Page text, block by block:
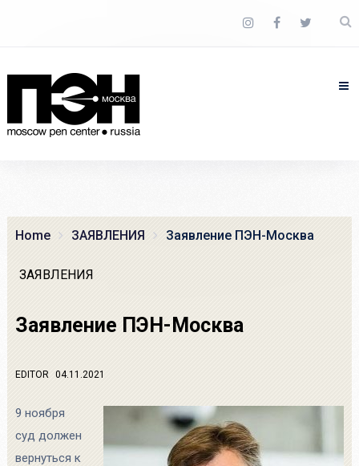
Home ЗАЯВЛЕНИЯ Заявление ПЭН-Москва
ЗАЯВЛЕНИЯ
Заявление ПЭН-Москва
EDITOR 04.11.2021
9 ноября
суд должен
вернуться к